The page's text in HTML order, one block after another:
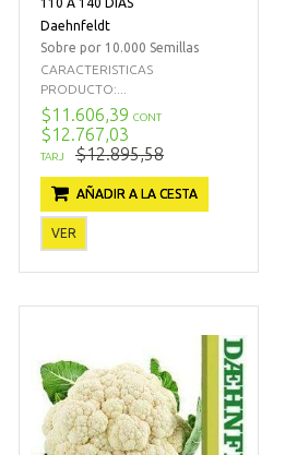
Daehnfeldt
Sobre por 10.000 Semillas
CARACTERISTICAS
PRODUCTO:...
$11.606,39 CONT
$12.767,03
TARJ $12.895,58
AÑADIR A LA CESTA
VER